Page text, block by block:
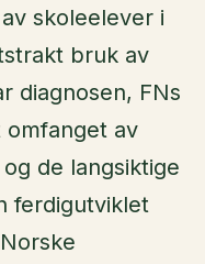
skoleelever i
bruk av
diagnosen, FNs
av
de langsiktige
ferdigutviklet